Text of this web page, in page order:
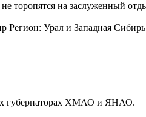
не торопятся на заслуженный
Регион: Урал и Западная
губернаторах ХМАО и ЯНАО.